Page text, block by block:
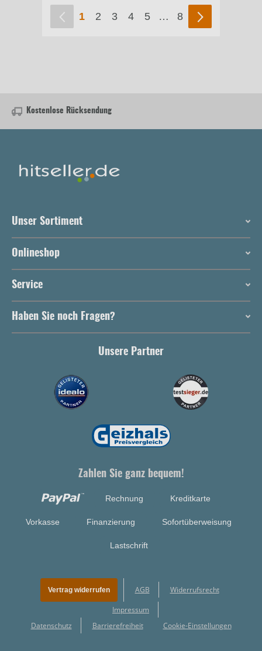
1 2 3 4 5 … 8
Kostenlose Rücksendung
Unser Sortiment
Onlineshop
Service
Haben Sie noch Fragen?
Unsere Partner
Zahlen Sie ganz bequem!
Rechnung Kreditkarte
Vorkasse Finanzierung Sofortüberweisung
Lastschrift
Vertrag widerrufen AGB Widerrufsrecht
Impressum
Datenschutz
Barrierefreiheit Cookie-Einstellungen